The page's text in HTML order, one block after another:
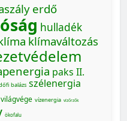
erdő
hulladék
klímaváltozás
paks II.
balázs szélenergia
világvége vízenergia vízőrzők
ökofalu